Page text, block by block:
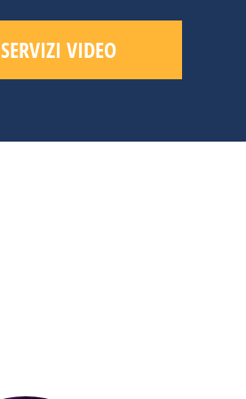
SERVIZI VIDEO